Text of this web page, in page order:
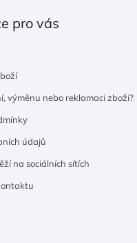
pro vás
výměnu nebo reklamaci zboží?
údajů
na sociálních sítích